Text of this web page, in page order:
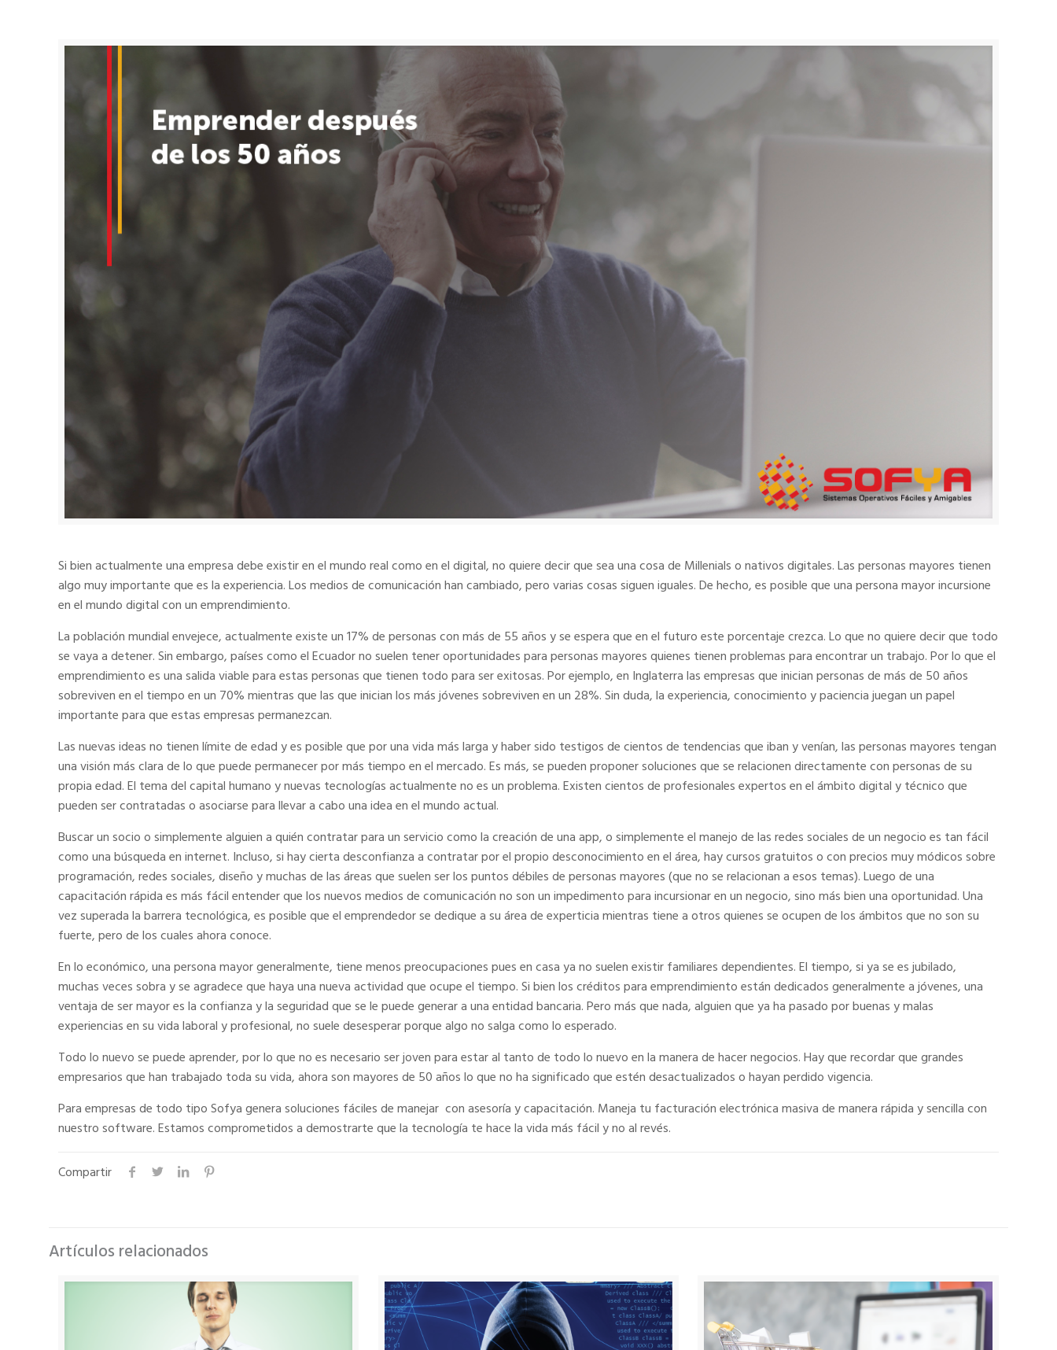
Si bien actualmente una empresa debe existir en el mundo real como en el digital, no quiere decir que sea una cosa de Millenials o nativos digitales. Las personas mayores tienen
algo muy importante que es la experiencia. Los medios de comunicación han cambiado, pero varias cosas siguen iguales. De hecho, es posible que una persona mayor incursione
en el mundo digital con un emprendimiento.
La población mundial envejece, actualmente existe un 17% de personas con más de 55 años y se espera que en el futuro este porcentaje crezca. Lo que no quiere decir que todo
se vaya a detener. Sin embargo, países como el Ecuador no suelen tener oportunidades para personas mayores quienes tienen problemas para encontrar un trabajo. Por lo que el
emprendimiento es una salida viable para estas personas que tienen todo para ser exitosas. Por ejemplo, en Inglaterra las empresas que inician personas de más de 50 años
sobreviven en el tiempo en un 70% mientras que las que inician los más jóvenes sobreviven en un 28%. Sin duda, la experiencia, conocimiento y paciencia juegan un papel
importante para que estas empresas permanezcan.
Las nuevas ideas no tienen límite de edad y es posible que por una vida más larga y haber sido testigos de cientos de tendencias que iban y venían, las personas mayores tengan
una visión más clara de lo que puede permanecer por más tiempo en el mercado. Es más, se pueden proponer soluciones que se relacionen directamente con personas de su
propia edad. El tema del capital humano y nuevas tecnologías actualmente no es un problema. Existen cientos de profesionales expertos en el ámbito digital y técnico que
pueden ser contratadas o asociarse para llevar a cabo una idea en el mundo actual.
Buscar un socio o simplemente alguien a quién contratar para un servicio como la creación de una app, o simplemente el manejo de las redes sociales de un negocio es tan fácil
como una búsqueda en internet. Incluso, si hay cierta desconfianza a contratar por el propio desconocimiento en el área, hay cursos gratuitos o con precios muy módicos sobre
programación, redes sociales, diseño y muchas de las áreas que suelen ser los puntos débiles de personas mayores (que no se relacionan a esos temas). Luego de una
capacitación rápida es más fácil entender que los nuevos medios de comunicación no son un impedimento para incursionar en un negocio, sino más bien una oportunidad. Una
vez superada la barrera tecnológica, es posible que el emprendedor se dedique a su área de experticia mientras tiene a otros quienes se ocupen de los ámbitos que no son su
fuerte, pero de los cuales ahora conoce.
En lo económico, una persona mayor generalmente, tiene menos preocupaciones pues en casa ya no suelen existir familiares dependientes. El tiempo, si ya se es jubilado,
muchas veces sobra y se agradece que haya una nueva actividad que ocupe el tiempo. Si bien los créditos para emprendimiento están dedicados generalmente a jóvenes, una
ventaja de ser mayor es la confianza y la seguridad que se le puede generar a una entidad bancaria. Pero más que nada, alguien que ya ha pasado por buenas y malas
experiencias en su vida laboral y profesional, no suele desesperar porque algo no salga como lo esperado.
Todo lo nuevo se puede aprender, por lo que no es necesario ser joven para estar al tanto de todo lo nuevo en la manera de hacer negocios. Hay que recordar que grandes
empresarios que han trabajado toda su vida, ahora son mayores de 50 años lo que no ha significado que estén desactualizados o hayan perdido vigencia.
Para empresas de todo tipo Sofya genera soluciones fáciles de manejar con asesoría y capacitación. Maneja tu facturación electrónica masiva de manera rápida y sencilla con
nuestro software. Estamos comprometidos a demostrarte que la tecnología te hace la vida más fácil y no al revés.
Compartir
Artículos relacionados